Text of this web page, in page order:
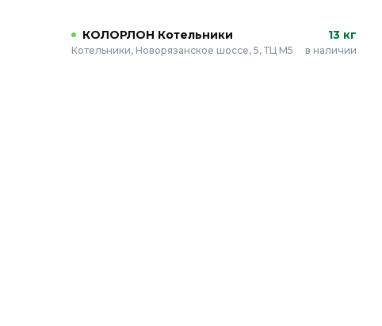
КОЛОРЛОН Котельники
Котельники, Новорязанское шоссе, 5, ТЦ М5
13 кг
в наличии